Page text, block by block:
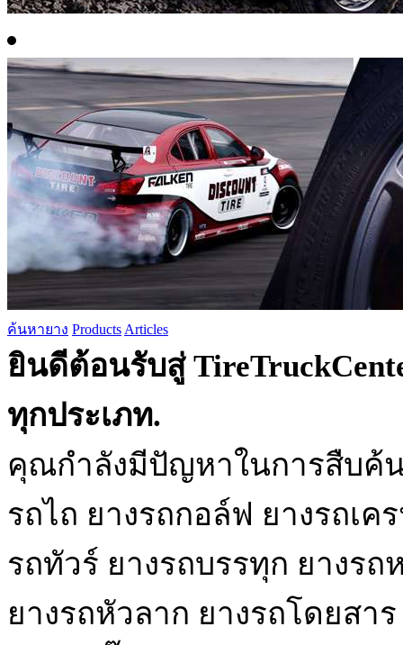
ค้นหายาง Products Articles
ยินดีต้อนรับสู่
ทุกประเภท.
คุณกำลังมีปัญหาในการสืบค้
รถไถ ยางรถกอล์ฟ ยางรถเค
รถทัวร์ ยางรถบรรทุก ยางรถ
ยางรถหัวลาก ยางรถโดยสา